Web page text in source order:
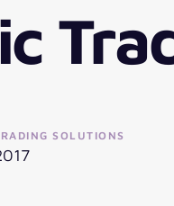
SOLUTIONS